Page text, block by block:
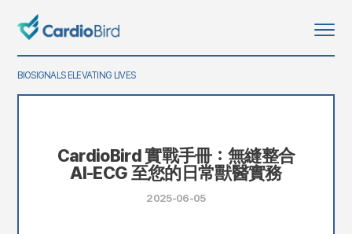
BIOSIGNALS ELEVATING LIVES
CardioBird 實戰手冊：無縫整合
AI-ECG 至您的日常獸醫實務
2025-06-05